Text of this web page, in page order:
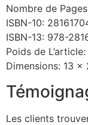
Nombre de
ISBN-10:
ISBN-13: 978-
Poids de
Dimensions: 13 x
Les clients